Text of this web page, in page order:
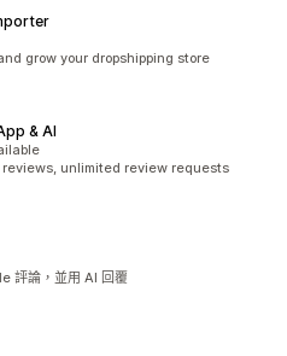
grow your dropshipping store
& AI
unlimited review requests
評論，並用 AI 回覆